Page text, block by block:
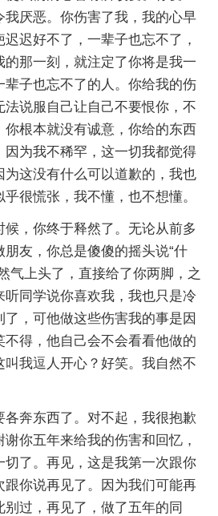
我厌恶。你伤害了我，我的心早
迟好不了，一辈子也忘不了，
的那一刻，就注定了你将是我一
辈子也忘不了的人。你给我的伤
说服自己让自己不要恨你，不
你根本就没有诚意，你给的东西
因为我不稀罕，这一切我都觉得
为这没有什么可以道歉的，我也
很慌张，我不懂，也不想懂。
候，你终于释然了。无论从前多
友，你总是傻傻的摇头说“什
气上头了，直接给了你两脚，之
听同学说你喜欢我，我也只是冷
，可他做这些伤害我的事是因
不得，他自己会不会看看他做的
叫我逗人开心？好笑。我自然不
各奔东西了。对不起，我很抱歉
你五年来给我的伤害和回忆，
切了。再见，这是我第一次跟你
跟你说再见了。因为我们可能再
过，再见了，做了五年的同